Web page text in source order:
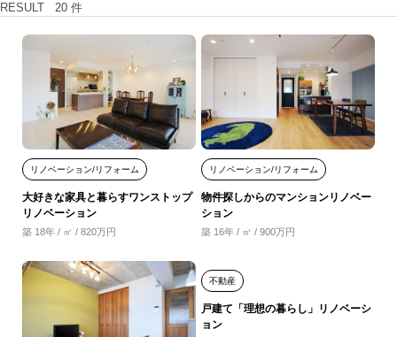
RESULT
20 件
リノベーション/リフォーム
大好きな家具と暮らすワンストップ
リノベーション
築 18年 / ㎡ / 820万円
リノベーション/リフォーム
物件探しからのマンションリノベー
ション
築 16年 / ㎡ / 900万円
不動産
戸建て「理想の暮らし」リノベーシ
ョン